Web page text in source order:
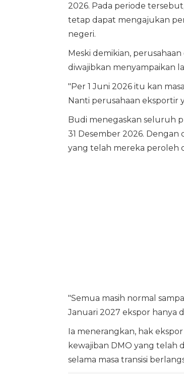
2026. Pada periode
tetap dapat mengajukan
negeri.
Meski demikian,
diwajibkan menyampaikan
"Per 1 Juni 2026 itu kan
Nanti perusahaan eksportir
Budi menegaskan seluruh
31 Desember 2026.
yang telah mereka peroleh
"Semua masih normal
Januari 2027 ekspor hanya
Ia menerangkan, hak
kewajiban DMO yang telah
selama masa transisi